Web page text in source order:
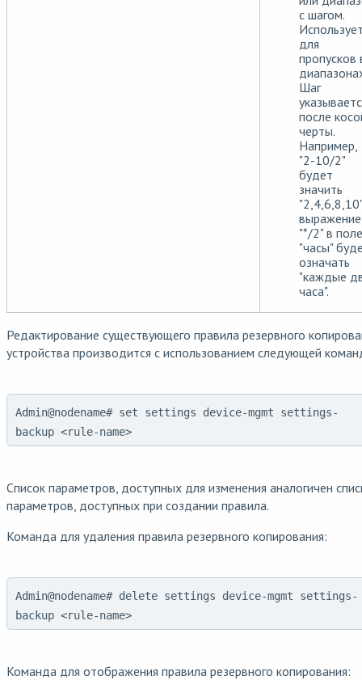
с шагом.
для
пропусков
Шаг
после
черты.
Например,
"2-10/2"
будет
значить
выражение
"*/2" в поле
"часы"
означать
"каждые
часа".
Редактирование существующего правила резервного
устройства производится с использованием следующей
Admin@nodename# set settings device-mgmt settings-
backup <rule-name>
Список параметров, доступных для изменения аналогичен
параметров, доступных при создании правила.
Команда для удаления правила резервного копирования:
Admin@nodename# delete settings device-mgmt settings-
backup <rule-name>
Команда для отображения правила резервного копирования: